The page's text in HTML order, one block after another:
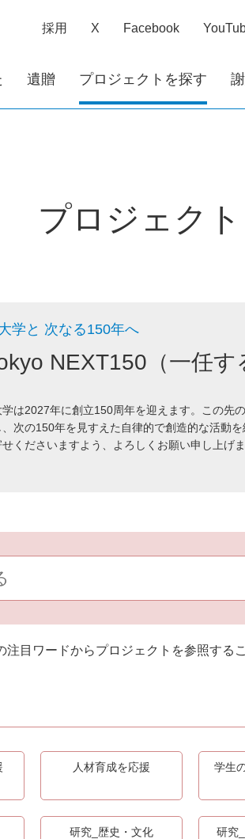
採用 X Facebook
遺贈 プロジェクトを探す
プロジェク
学と 次なる150年へ
NEXT150（一任す
は2027年に創立150周年を迎えます。この先
次の150年を見すえた自律的で創造的な活動
くださいますよう、よろしくお願い申し上げま
目ワードからプロジェクトを参照する
人材育成を応援 学生
研究_歴史・文化
研究